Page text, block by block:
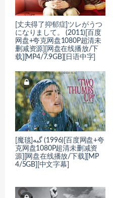
[丈夫得了抑郁症]ツレがうつ
になりまして。 (2011)[百度
网盘+夸克网盘1080P超清未
删减资源][网盘在线播放/下
载][MP4/7.9GB][日语中字]
[魔毯]گبه‎ (1996)[百度网盘+夸
克网盘1080P超清未删减资
源][网盘在线播放/下载][MP
4/5GB][中文字幕]